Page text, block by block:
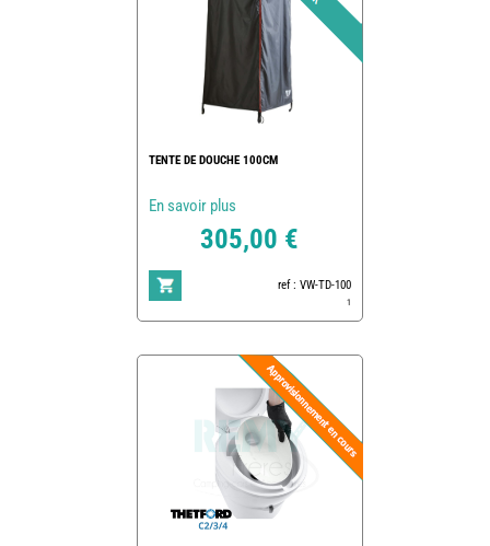
TENTE DE DOUCHE 100CM
En savoir plus
305,00 €
ref : VW-TD-100
1